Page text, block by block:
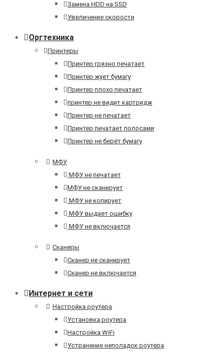
Замена HDD на SSD
Увеличение скорости
Оргтехника
Принтеры
Принтер грязно печатает
Принтер жует бумагу
Принтер плохо печатает
принтер не видит картридж
Принтер не печатает
Принтер печатает полосами
Принтер не берёт бумагу
МФУ
МФУ не печатает
МФУ не сканирует
МФУ не копирует
МФУ выдает ошибку
МФУ не включается
Сканеры
Сканер не сканирует
Сканер не включается
Интернет и сети
Настройка роутера
Установка роутера
Настройка WiFi
Устранение неполадок роутера